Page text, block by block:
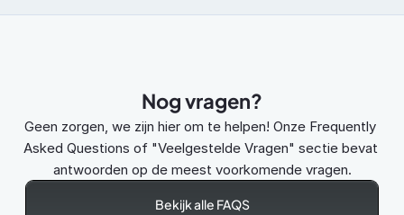
Nog vragen?
Geen zorgen, we zijn hier om te helpen! Onze Frequently
Asked Questions of "Veelgestelde Vragen" sectie bevat
antwoorden op de meest voorkomende vragen.
Bekijk alle FAQS